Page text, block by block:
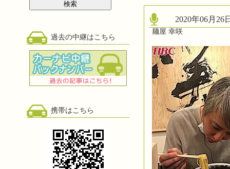
過去の中継はこちら
携帯はこちら
2020年06月
麺屋 幸咲